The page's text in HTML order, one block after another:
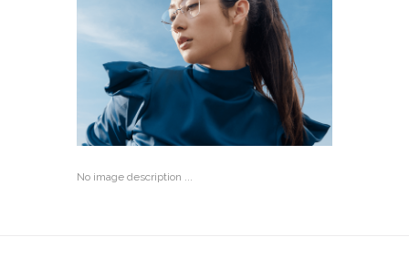
No image description ...